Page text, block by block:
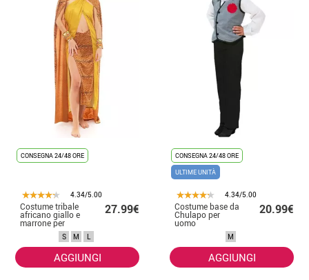
CONSEGNA 24/48 ORE
4.34/5.00
Costume tribale
africano giallo e
marrone per
27.99€
S M L
AGGIUNGI
CONSEGNA 24/48 ORE
ULTIME UNITÀ
4.34/5.00
Costume base da
Chulapo per
uomo
20.99€
M
AGGIUNGI